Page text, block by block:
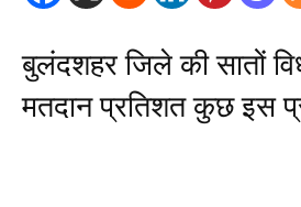
बुलंदशहर जिले की सातों
मतदान प्रतिशत कुछ इस